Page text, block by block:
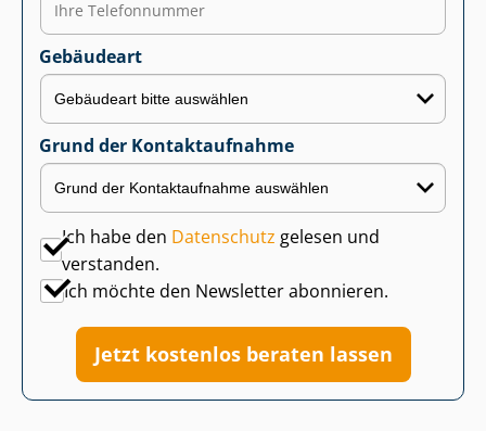
Gebäudeart
Grund der Kontaktaufnahme
Ich habe den Datenschutz gelesen und
verstanden.
Ich möchte den Newsletter abonnieren.
Jetzt kostenlos beraten lassen